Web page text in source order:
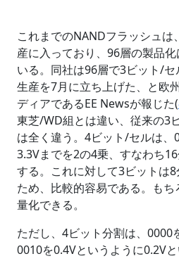
これまでのNANDフラッシュ
産に入っており、96層の製品
いる。同社は96層で3ビット/
生産を7月に立ち上げた、と欧
ディアであるEE Newsが報じた(
東芝/WD組とは違い、従来の3
は全く違う。4ビット/セルは、
3.3Vまでを2の4乗、すなわち
する。これに対して3ビットは
ため、比較的容易である。も
量化できる。
ただし、4ビット分割は、0000
0010を0.4Vというように0.2V